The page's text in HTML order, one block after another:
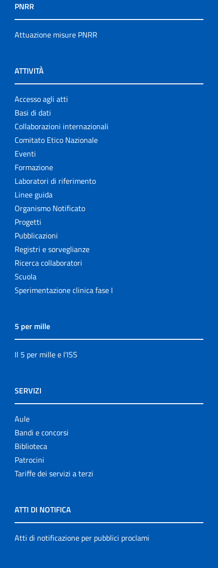
PNRR
Attuazione misure PNRR
ATTIVITÀ
Accesso agli atti
Basi di dati
Collaborazioni internazionali
Comitato Etico Nazionale
Eventi
Formazione
Laboratori di riferimento
Linee guida
Organismo Notificato
Progetti
Pubblicazioni
Registri e sorveglianze
Ricerca collaboratori
Scuola
Sperimentazione clinica fase I
5 per mille
Il 5 per mille e l'ISS
SERVIZI
Aule
Bandi e concorsi
Biblioteca
Patrocini
Tariffe dei servizi a terzi
ATTI DI NOTIFICA
Atti di notificazione per pubblici proclami